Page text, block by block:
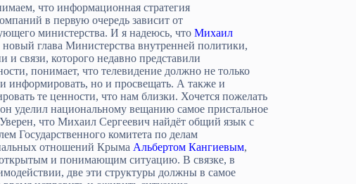
что информационная стратегия
в первую очередь зависит от
министерства. И я надеюсь, что Михаил
новый глава Министерства внутренней политики,
и связи, которого недавно представили
понимает, что телевидение должно не только
и информировать, но и просвещать. А также и
те ценности, что нам близки. Хочется пожелать
уделил национальному вещанию самое пристальное
что Михаил Сергеевич найдёт общий язык с
Государственного комитета по делам
отношений Крыма Альбертом Кангиевым,
и понимающим ситуацию. В связке, в
две эти структуры должны в самое